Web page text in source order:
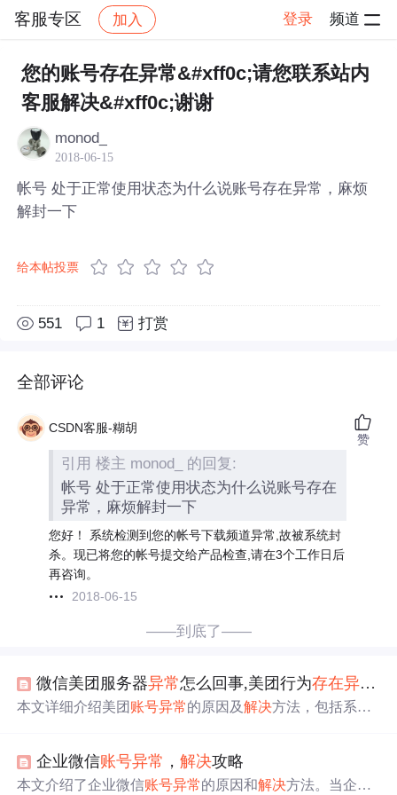
客服专区 加入 登录 频道
社区 客服专区 帖子详情
您的账号存在异常&#xff0c;请您联系站内
客服解决&#xff0c;谢谢
monod_
2018-06-15
帐号 处于正常使用状态为什么说账号存在异常，麻烦
解封一下
给本帖投票
551 1 打赏
全部评论
CSDN客服-糊胡
引用 楼主 monod_ 的回复:
帐号 处于正常使用状态为什么说账号存在
异常，麻烦解封一下
您好！ 系统检测到您的帐号下载频道异常,故被系统封
杀。现已将您的帐号提交给产品检查,请在3个工作日后
再咨询。
2018-06-15
赞
——到底了——
微信美团服务器异常怎么回事,美团行为存在异常
本文详细介绍美团 账号异常的原因及解决方法，包括系统
来恢复正常服务。
企业微信账号异常 ，解决攻略
本文介绍了企业微信账号异常的原因和解决方法。当企业